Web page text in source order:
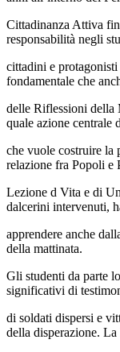
Cittadinanza Attiva
responsabilità negli
cittadini e
fondamentale che
delle Riflessioni della
quale azione centrale
che vuole costruire la
relazione fra Popoli e
Lezione d Vita e di
dalcerini intervenuti,
apprendere anche
della mattinata.
Gli studenti da parte
significativi di
di soldati dispersi e
della disperazione. La